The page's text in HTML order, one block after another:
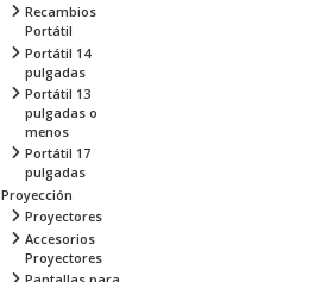
Recambios
Portátil
Portátil 14
pulgadas
Portátil 13
pulgadas o
menos
Portátil 17
pulgadas
Proyección
Proyectores
Accesorios
Proyectores